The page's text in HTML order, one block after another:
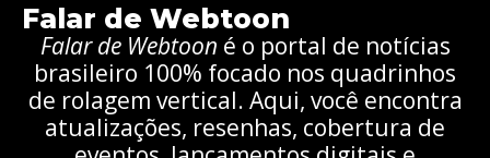
Falar de Webtoon
Falar de Webtoon é o portal de notícias
brasileiro 100% focado nos quadrinhos
de rolagem vertical. Aqui, você encontra
atualizações, resenhas, cobertura de